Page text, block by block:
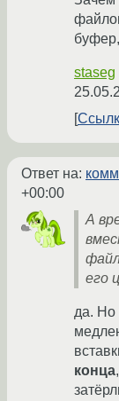
staseg
Ответ на:
+00:00
А
его
да. Но
конца